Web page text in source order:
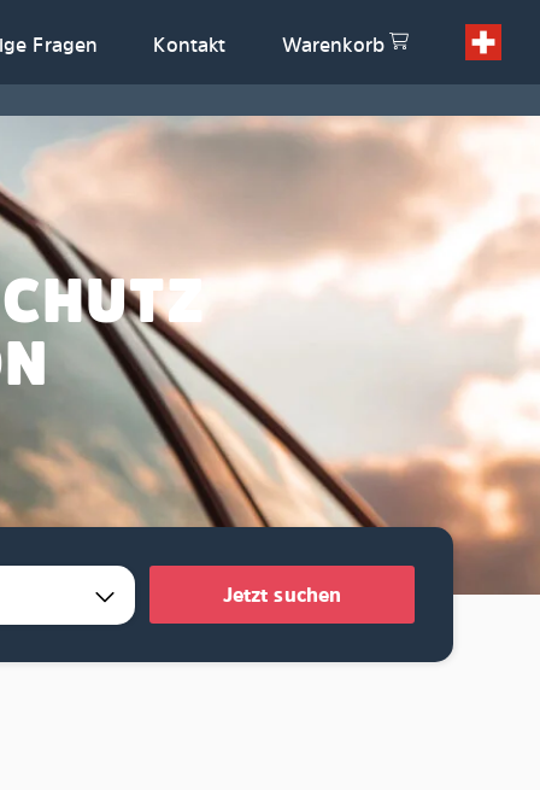
Fragen Kontakt Warenkorb
Jetzt suchen